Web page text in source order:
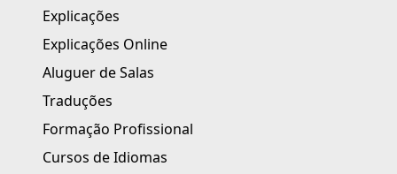
Explicações
Explicações Online
Aluguer de Salas
Traduções
Formação Profissional
Cursos de Idiomas